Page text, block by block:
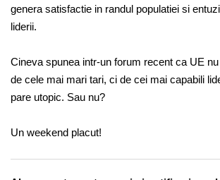
genera satisfactie in randul populatiei si
liderii.
Cineva spunea intr-un forum recent ca UE
de cele mai mari tari, ci de cei mai capabili
pare utopic. Sau nu?
Un weekend placut!